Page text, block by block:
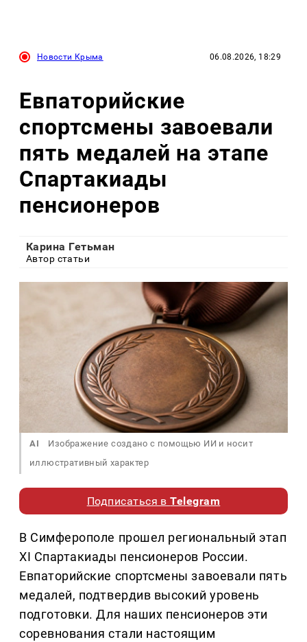
Новости Крыма 06.08.2026, 18:29
Евпаторийские
спортсмены завоевали
пять медалей на этапе
Спартакиады
пенсионеров
Карина Гетьман
Автор статьи
AI
Изображение создано с помощью ИИ и носит
иллюстративный характер
Подписаться вTelegram
В Симферополе прошел региональный этап
XI Спартакиады пенсионеров России.
Евпаторийские спортсмены завоевали пять
медалей, подтвердив высокий уровень
подготовки. Для наших пенсионеров эти
соревнования стали настоящим